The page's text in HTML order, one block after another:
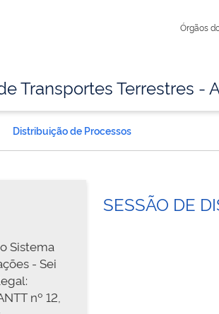
Órgãos
Transportes Terrestres -
Distribuição de Processos
Sistema
- Sei
nº 12,
SESSÃO DE